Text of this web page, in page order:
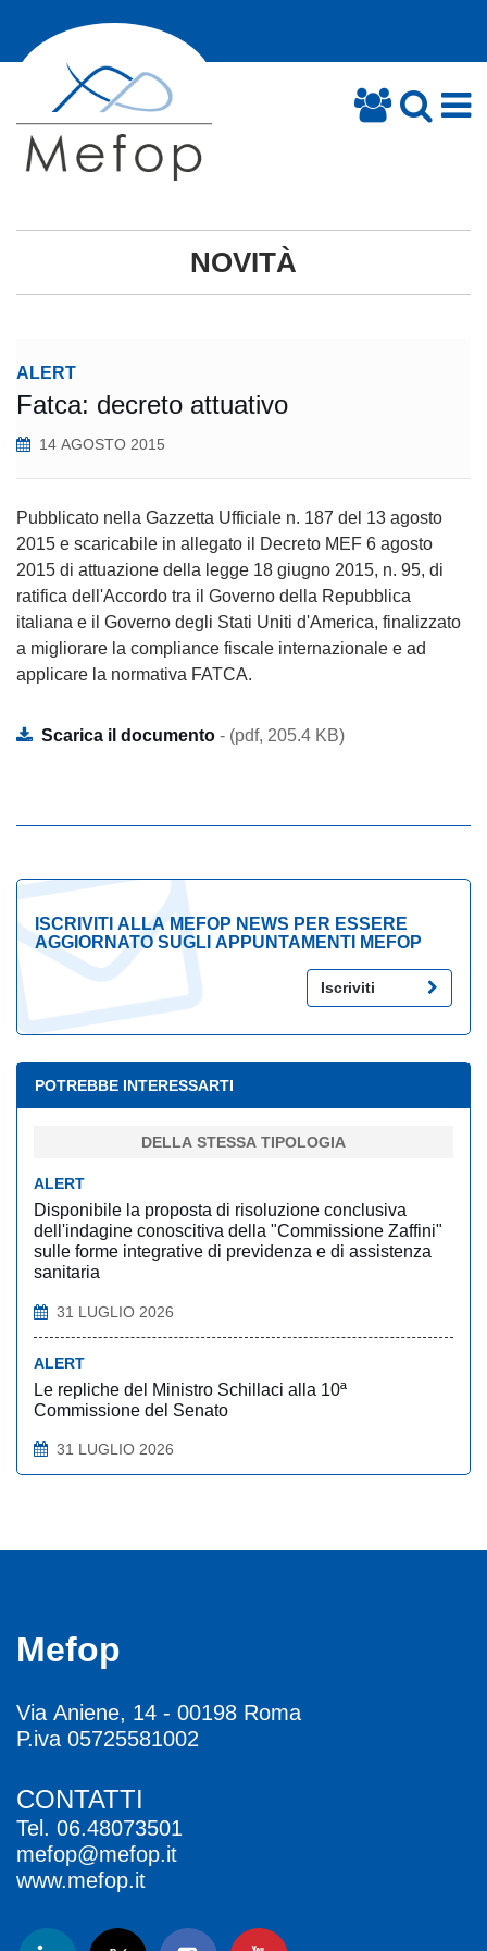
NOVITÀ
ALERT
Fatca: decreto attuativo
14 AGOSTO 2015
Pubblicato nella Gazzetta Ufficiale n. 187 del 13 agosto
2015 e scaricabile in allegato il Decreto MEF 6 agosto
2015 di attuazione della legge 18 giugno 2015, n. 95, di
ratifica dell'Accordo tra il Governo della Repubblica
italiana e il Governo degli Stati Uniti d'America, finalizzato
a migliorare la compliance fiscale internazionale e ad
applicare la normativa FATCA.
Scarica il documento - (pdf, 205.4 KB)
ISCRIVITI ALLA MEFOP NEWS PER ESSERE
AGGIORNATO SUGLI APPUNTAMENTI MEFOP
Iscriviti
POTREBBE INTERESSARTI
DELLA STESSA TIPOLOGIA
ALERT
Disponibile la proposta di risoluzione conclusiva
dell'indagine conoscitiva della "Commissione Zaffini"
sulle forme integrative di previdenza e di assistenza
sanitaria
31 LUGLIO 2026
ALERT
Le repliche del Ministro Schillaci alla 10ª
Commissione del Senato
31 LUGLIO 2026
Mefop
Via Aniene, 14 - 00198 Roma
P.iva 05725581002
CONTATTI
Tel. 06.48073501
mefop@mefop.it
www.mefop.it